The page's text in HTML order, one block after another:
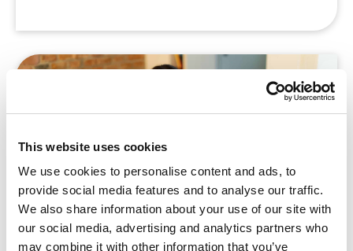
This website uses cookies
We use cookies to personalise content and ads, to
provide social media features and to analyse our traffic.
We also share information about your use of our site with
our social media, advertising and analytics partners who
may combine it with other information that you’ve